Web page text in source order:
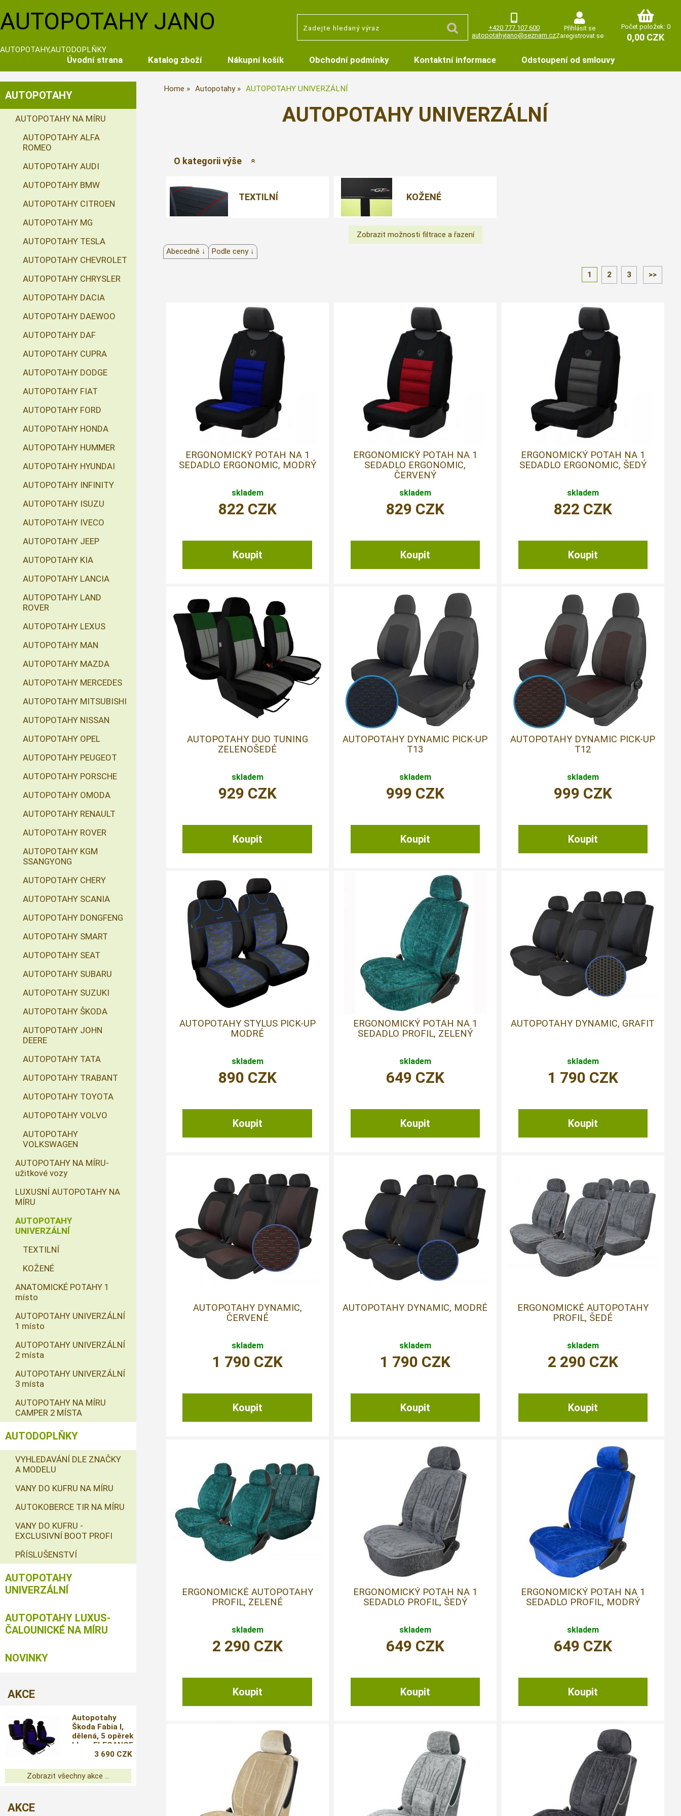
+420 777 107 600
autopotahyjano@seznam.cz
Přihlásit se
Zaregistrovat se
Počet položek: 0
0,00 CZK
AUTOPOTAHY JANO
AUTOPOTAHY,AUTODOPLŇKY
Úvodní strana Katalog zboží Nákupní košík Obchodní podmínky Kontaktní informace Odstoupení od smlouvy
Home Autopotahy AUTOPOTAHY UNIVERZÁLNÍ
AUTOPOTAHY UNIVERZÁLNÍ
O kategorii výše
TEXTILNÍ KOŽENÉ
Abecedně ↓ Podle ceny ↓
1 2 3 >>
ERGONOMICKÝ POTAH NA 1
SEDADLO ERGONOMIC, MODRÝ
skladem
822 CZK
ERGONOMICKÝ POTAH NA 1
SEDADLO ERGONOMIC,
ČERVENÝ
skladem
829 CZK
ERGONOMICKÝ POTAH NA 1
SEDADLO ERGONOMIC, ŠEDÝ
skladem
822 CZK
AUTOPOTAHY DUO TUNING
ZELENOŠEDÉ
skladem
929 CZK
AUTOPOTAHY DYNAMIC PICK-UP
T13
skladem
999 CZK
AUTOPOTAHY DYNAMIC PICK-UP
T12
skladem
999 CZK
AUTOPOTAHY STYLUS PICK-UP
MODRÉ
skladem
890 CZK
ERGONOMICKÝ POTAH NA 1
SEDADLO PROFIL, ZELENÝ
skladem
649 CZK
AUTOPOTAHY DYNAMIC, GRAFIT
skladem
1 790 CZK
AUTOPOTAHY DYNAMIC,
ČERVENÉ
skladem
1 790 CZK
AUTOPOTAHY DYNAMIC, MODRÉ
skladem
1 790 CZK
ERGONOMICKÉ AUTOPOTAHY
PROFIL, ŠEDÉ
skladem
2 290 CZK
ERGONOMICKÉ AUTOPOTAHY
PROFIL, ZELENÉ
skladem
2 290 CZK
ERGONOMICKÝ POTAH NA 1
SEDADLO PROFIL, ŠEDÝ
skladem
649 CZK
ERGONOMICKÝ POTAH NA 1
SEDADLO PROFIL, MODRÝ
skladem
649 CZK
AUTOPOTAHY
AUTOPOTAHY NA MÍRU
AUTOPOTAHY ALFA
ROMEO
AUTOPOTAHY AUDI
AUTOPOTAHY BMW
AUTOPOTAHY CITROEN
AUTOPOTAHY MG
AUTOPOTAHY TESLA
AUTOPOTAHY CHEVROLET
AUTOPOTAHY CHRYSLER
AUTOPOTAHY DACIA
AUTOPOTAHY DAEWOO
AUTOPOTAHY DAF
AUTOPOTAHY CUPRA
AUTOPOTAHY DODGE
AUTOPOTAHY FIAT
AUTOPOTAHY FORD
AUTOPOTAHY HONDA
AUTOPOTAHY HUMMER
AUTOPOTAHY HYUNDAI
AUTOPOTAHY INFINITY
AUTOPOTAHY ISUZU
AUTOPOTAHY IVECO
AUTOPOTAHY JEEP
AUTOPOTAHY KIA
AUTOPOTAHY LANCIA
AUTOPOTAHY LAND
ROVER
AUTOPOTAHY LEXUS
AUTOPOTAHY MAN
AUTOPOTAHY MAZDA
AUTOPOTAHY MERCEDES
AUTOPOTAHY MITSUBISHI
AUTOPOTAHY NISSAN
AUTOPOTAHY OPEL
AUTOPOTAHY PEUGEOT
AUTOPOTAHY PORSCHE
AUTOPOTAHY OMODA
AUTOPOTAHY RENAULT
AUTOPOTAHY ROVER
AUTOPOTAHY KGM
SSANGYONG
AUTOPOTAHY CHERY
AUTOPOTAHY SCANIA
AUTOPOTAHY DONGFENG
AUTOPOTAHY SMART
AUTOPOTAHY SEAT
AUTOPOTAHY SUBARU
AUTOPOTAHY SUZUKI
AUTOPOTAHY ŠKODA
AUTOPOTAHY JOHN
DEERE
AUTOPOTAHY TATA
AUTOPOTAHY TRABANT
AUTOPOTAHY TOYOTA
AUTOPOTAHY VOLVO
AUTOPOTAHY
VOLKSWAGEN
AUTOPOTAHY NA MÍRU-
užitkové vozy
LUXUSNÍ AUTOPOTAHY NA
MÍRU
AUTOPOTAHY
UNIVERZÁLNÍ
TEXTILNÍ
KOŽENÉ
ANATOMICKÉ POTAHY 1
místo
AUTOPOTAHY UNIVERZÁLNÍ
1 místo
AUTOPOTAHY UNIVERZÁLNÍ
2 místa
AUTOPOTAHY UNIVERZÁLNÍ
3 místa
AUTOPOTAHY NA MÍRU
CAMPER 2 MÍSTA
AUTODOPLŇKY
VYHLEDAVÁNÍ DLE ZNAČKY
A MODELU
VANY DO KUFRU NA MÍRU
AUTOKOBERCE TIR NA MÍRU
VANY DO KUFRU -
EXCLUSIVNÍ BOOT PROFI
PŘÍSLUŠENSTVÍ
AUTOPOTAHY
UNIVERZÁLNÍ
AUTOPOTAHY LUXUS-
ČALOUNICKÉ NA MÍRU
NOVINKY
AKCE
Autopotahy
Škoda Fabia I,
dělená, 5 opěrek
hlavy ELEGANCE
ALCANTARA,
3 690 CZK
Zobrazit všechny akce ...
AKCE